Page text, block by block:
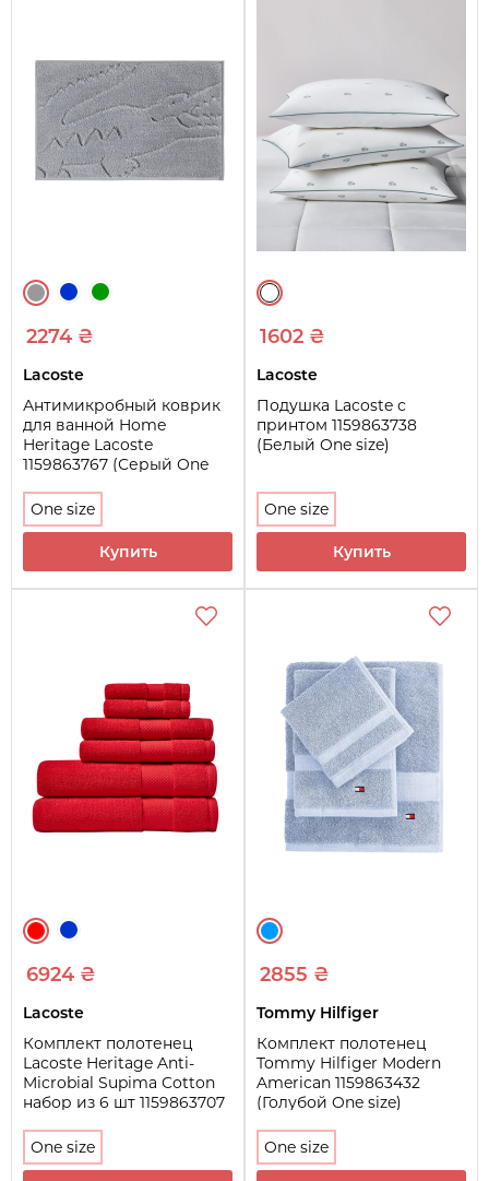
2274 ₴
Lacoste
Антимикробный коврик
для ванной Home
Heritage Lacoste
1159863767 (Серый One
One size
Купить
1602 ₴
Lacoste
Подушка Lacoste с
принтом 1159863738
(Белый One size)
One size
Купить
6924 ₴
Lacoste
Комплект полотенец
Lacoste Heritage Anti-
Microbial Supima Cotton
набор из 6 шт 1159863707
One size
2855 ₴
Tommy Hilfiger
Комплект полотенец
Tommy Hilfiger Modern
American 1159863432
(Голубой One size)
One size